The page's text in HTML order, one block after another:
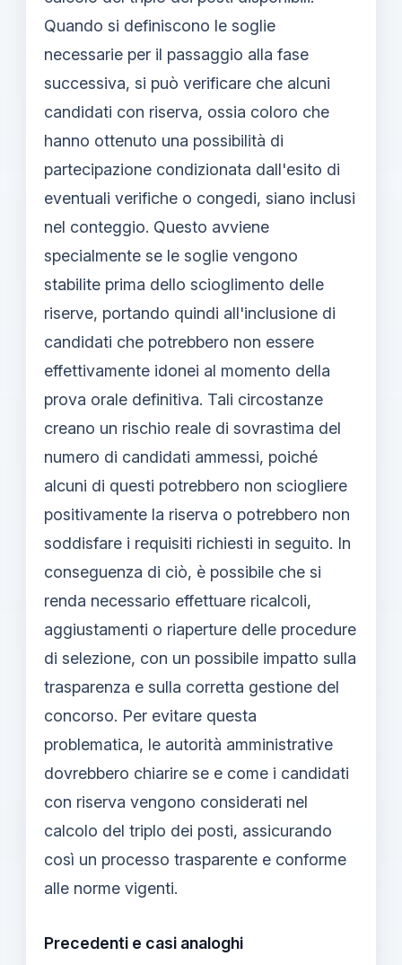
Quando si definiscono le soglie
necessarie per il passaggio alla fase
successiva, si può verificare che alcuni
candidati con riserva, ossia coloro che
hanno ottenuto una possibilità di
partecipazione condizionata dall'esito di
eventuali verifiche o congedi, siano inclusi
nel conteggio. Questo avviene
specialmente se le soglie vengono
stabilite prima dello scioglimento delle
riserve, portando quindi all'inclusione di
candidati che potrebbero non essere
effettivamente idonei al momento della
prova orale definitiva. Tali circostanze
creano un rischio reale di sovrastima del
numero di candidati ammessi, poiché
alcuni di questi potrebbero non sciogliere
positivamente la riserva o potrebbero non
soddisfare i requisiti richiesti in seguito. In
conseguenza di ciò, è possibile che si
renda necessario effettuare ricalcoli,
aggiustamenti o riaperture delle procedure
di selezione, con un possibile impatto sulla
trasparenza e sulla corretta gestione del
concorso. Per evitare questa
problematica, le autorità amministrative
dovrebbero chiarire se e come i candidati
con riserva vengono considerati nel
calcolo del triplo dei posti, assicurando
così un processo trasparente e conforme
alle norme vigenti.
Precedenti e casi analoghi